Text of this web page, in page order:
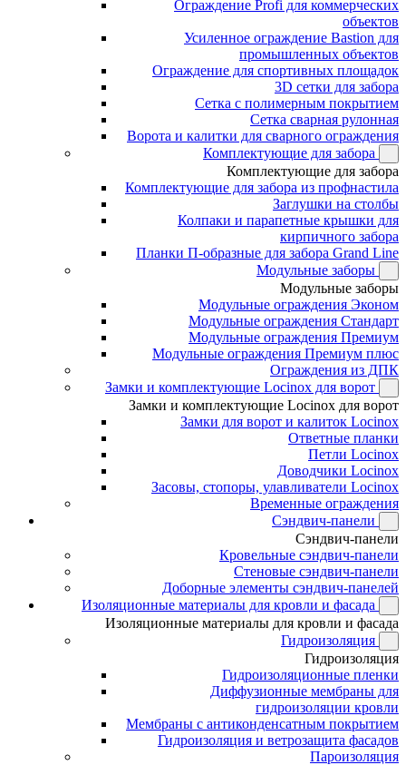
Ограждение Profi для коммерческих
объектов
Усиленное ограждение Bastion для
промышленных объектов
Ограждение для спортивных площадок
3D сетки для забора
Сетка с полимерным покрытием
Сетка сварная рулонная
Ворота и калитки для сварного ограждения
Комплектующие для забора
Комплектующие для забора
Комплектующие для забора из профнастила
Заглушки на столбы
Колпаки и парапетные крышки для
кирпичного забора
Планки П-образные для забора Grand Line
Модульные заборы
Модульные заборы
Модульные ограждения Эконом
Модульные ограждения Стандарт
Модульные ограждения Премиум
Модульные ограждения Премиум плюс
Ограждения из ДПК
Замки и комплектующие Locinox для ворот
Замки и комплектующие Locinox для ворот
Замки для ворот и калиток Locinox
Ответные планки
Петли Locinox
Доводчики Locinox
Засовы, стопоры, улавливатели Locinox
Временные ограждения
Сэндвич-панели
Сэндвич-панели
Кровельные сэндвич-панели
Стеновые сэндвич-панели
Доборные элементы сэндвич-панелей
Изоляционные материалы для кровли и фасада
Изоляционные материалы для кровли и фасада
Гидроизоляция
Гидроизоляция
Гидроизоляционные пленки
Диффузионные мембраны для
гидроизоляции кровли
Мембраны с антиконденсатным покрытием
Гидроизоляция и ветрозащита фасадов
Пароизоляция